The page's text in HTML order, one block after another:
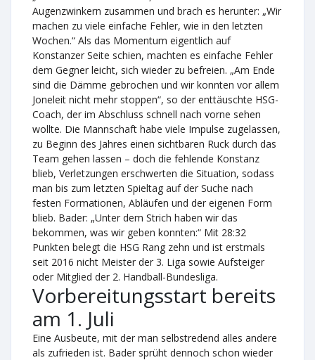
Augenzwinkern zusammen und brach es herunter: „Wir
machen zu viele einfache Fehler, wie in den letzten
Wochen.“ Als das Momentum eigentlich auf
Konstanzer Seite schien, machten es einfache Fehler
dem Gegner leicht, sich wieder zu befreien. „Am Ende
sind die Dämme gebrochen und wir konnten vor allem
Joneleit nicht mehr stoppen“, so der enttäuschte HSG-
Coach, der im Abschluss schnell nach vorne sehen
wollte. Die Mannschaft habe viele Impulse zugelassen,
zu Beginn des Jahres einen sichtbaren Ruck durch das
Team gehen lassen – doch die fehlende Konstanz
blieb, Verletzungen erschwerten die Situation, sodass
man bis zum letzten Spieltag auf der Suche nach
festen Formationen, Abläufen und der eigenen Form
blieb. Bader: „Unter dem Strich haben wir das
bekommen, was wir geben konnten:“ Mit 28:32
Punkten belegt die HSG Rang zehn und ist erstmals
seit 2016 nicht Meister der 3. Liga sowie Aufsteiger
oder Mitglied der 2. Handball-Bundesliga.
Vorbereitungsstart bereits
am 1. Juli
Eine Ausbeute, mit der man selbstredend alles andere
als zufrieden ist. Bader sprüht dennoch schon wieder